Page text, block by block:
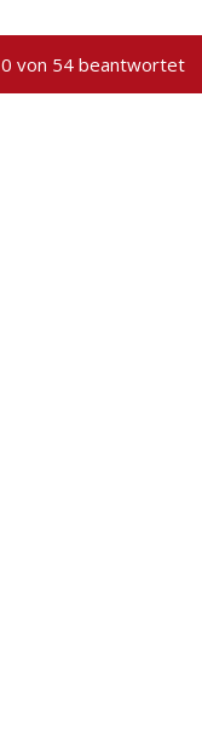
Aktueller Fortschritt,
0 von 54 beantwortet